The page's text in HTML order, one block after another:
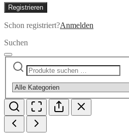
Registrieren
Schon registriert?Anmelden
Suchen
Suchen
nach: